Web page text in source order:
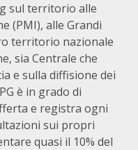
sul territorio alle
(PMI), alle Grandi
territorio nazionale
sia Centrale che
e sulla diffisione dei
è in grado di
e registra ogni
sui propri
quasi il 10% del